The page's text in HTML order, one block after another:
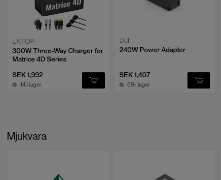
LKTOP
300W Three-Way Charger for
Matrice 4D Series
SEK 1,992
14 i lager
DJI
240W Power Adapter
SEK 1,407
59 i lager
Mjukvara